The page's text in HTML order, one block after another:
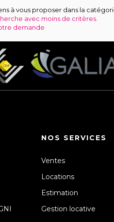
à vous proposer dans la
avec moins de critères.
demande
NOS SERVICES
Ventes
Locations
Estimation
Gestion locative